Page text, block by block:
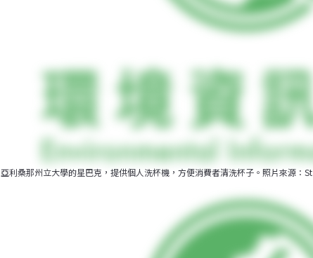
亞利桑那州立大學的星巴克，提供個人洗杯機，方便消費者清洗杯子。照片來源：